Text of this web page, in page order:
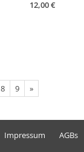
12,00 €
8 9 »
Impressum AGBs